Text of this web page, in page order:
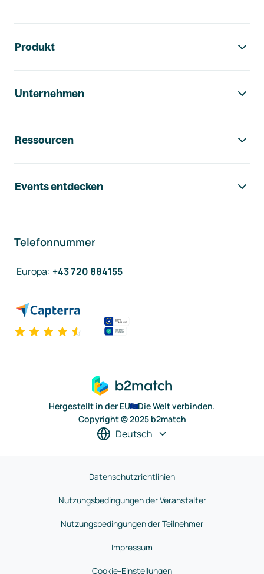
Produkt
Unternehmen
Ressourcen
Events entdecken
Telefonnummer
Europa: +43 720 884155
Hergestellt in der EU
Die Welt verbinden.
Copyright © 2025 b2match
Deutsch
Datenschutzrichtlinien
Nutzungsbedingungen der Veranstalter
Nutzungsbedingungen der Teilnehmer
Impressum
Cookie-Einstellungen